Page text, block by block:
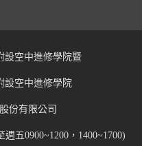
設空中進修學院暨
設空中進修學院
份有限公司
五0900~1200，1400~1700)